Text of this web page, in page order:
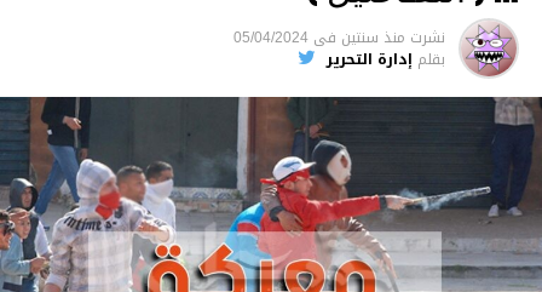
الأخبار
نشرت منذ سنتين فى 05/04/2024
بقلم إدارة التحرير